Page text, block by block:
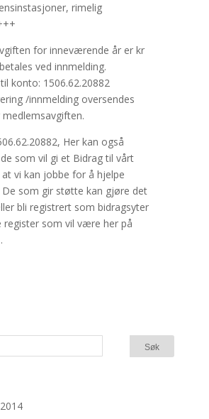
rimelig
for inneværende år er kr
ved innmelding.
konto: 1506.62.20882
/innmelding oversendes
Her kan også
som vil gi et Bidrag til vårt
at vi kan jobbe for å hjelpe
De som gir støtte kan gjøre det
bli registrert som bidragsyter
register som vil være her på